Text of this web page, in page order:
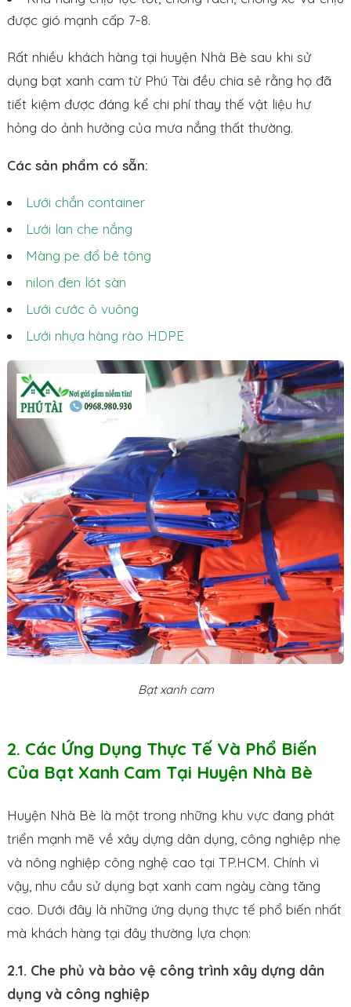
được gió mạnh cấp 7-8.
Rất nhiều khách hàng tại huyện Nhà Bè sau khi sử
dụng bạt xanh cam từ Phú Tài đều chia sẻ rằng họ đã
tiết kiệm được đáng kể chi phí thay thế vật liệu hư
hỏng do ảnh hưởng của mưa nắng thất thường.
Các sản phẩm có sẵn:
Lưới chắn container
Lưới lan che nắng
Màng pe đổ bê tông
nilon đen lót sàn
Lưới cước ô vuông
Lưới nhựa hàng rào HDPE
Bạt xanh cam
2. Các Ứng Dụng Thực Tế Và Phổ Biến
Của Bạt Xanh Cam Tại Huyện Nhà Bè
Huyện Nhà Bè là một trong những khu vực đang phát
triển mạnh mẽ về xây dựng dân dụng, công nghiệp nhẹ
và nông nghiệp công nghệ cao tại TP.HCM. Chính vì
vậy, nhu cầu sử dụng bạt xanh cam ngày càng tăng
cao. Dưới đây là những ứng dụng thực tế phổ biến nhất
mà khách hàng tại đây thường lựa chọn:
2.1. Che phủ và bảo vệ công trình xây dựng dân
dụng và công nghiệp